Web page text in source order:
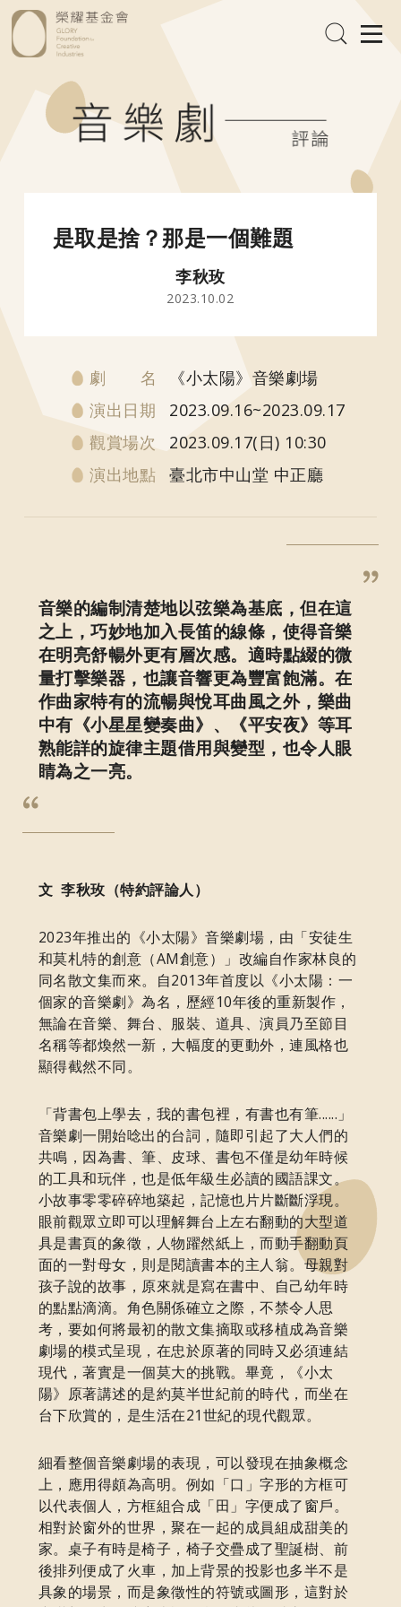
是取是捨？那是一個難題
李秋玫
2023.10.02
劇 名
《小太陽》音樂劇場
演出日期
2023.09.16~2023.09.17
觀賞場次
2023.09.17(日) 10:30
演出地點
臺北市中山堂 中正廳
音樂的編制清楚地以弦樂為基底，但在這
之上，巧妙地加入長笛的線條，使得音樂
在明亮舒暢外更有層次感。適時點綴的微
量打擊樂器，也讓音響更為豐富飽滿。在
作曲家特有的流暢與悅耳曲風之外，樂曲
中有《小星星變奏曲》、《平安夜》等耳
熟能詳的旋律主題借用與變型，也令人眼
睛為之一亮。
文 李秋玫（特約評論人）
2023年推出的《小太陽》音樂劇場，由「安徒生
和莫札特的創意（AM創意）」改編自作家林良的
同名散文集而來。自2013年首度以《小太陽：一
個家的音樂劇》為名，歷經10年後的重新製作，
無論在音樂、舞台、服裝、道具、演員乃至節目
名稱等都煥然一新，大幅度的更動外，連風格也
顯得截然不同。
「背書包上學去，我的書包裡，有書也有筆......」
音樂劇一開始唸出的台詞，隨即引起了大人們的
共鳴，因為書、筆、皮球、書包不僅是幼年時候
的工具和玩伴，也是低年級生必讀的國語課文。
小故事零零碎碎地築起，記憶也片片斷斷浮現。
眼前觀眾立即可以理解舞台上左右翻動的大型道
具是書頁的象徵，人物躍然紙上，而動手翻動頁
面的一對母女，則是閱讀書本的主人翁。母親對
孩子說的故事，原來就是寫在書中、自己幼年時
的點點滴滴。角色關係確立之際，不禁令人思
考，要如何將最初的散文集摘取或移植成為音樂
劇場的模式呈現，在忠於原著的同時又必須連結
現代，著實是一個莫大的挑戰。畢竟，《小太
陽》原著講述的是約莫半世紀前的時代，而坐在
台下欣賞的，是生活在21世紀的現代觀眾。
細看整個音樂劇場的表現，可以發現在抽象概念
上，應用得頗為高明。例如「口」字形的方框可
以代表個人，方框組合成「田」字便成了窗戶。
相對於窗外的世界，聚在一起的成員組成甜美的
家。桌子有時是椅子，椅子交疊成了聖誕樹、前
後排列便成了火車，加上背景的投影也多半不是
具象的場景，而是象徵性的符號或圖形，這對於